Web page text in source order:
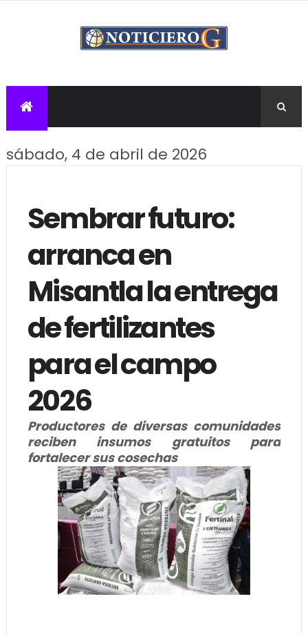
sábado, 4 de abril de 2026
Sembrar futuro:
arranca en
Misantla la entrega
de fertilizantes
para el campo
2026
Productores de diversas comunidades
reciben insumos gratuitos para
fortalecer sus cosechas